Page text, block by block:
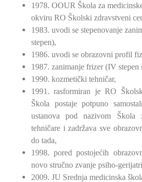
1978. OOUR Škola za
okviru RO Školski zdravstveni
1983. uvodi se stepenovanje
stepen),
1986. uvodi se obrazovni profil
1987. zanimanje frizer (IV stepen
1990. kozmetički tehničar,
1991. rasformiran je RO
Škola postaje potpuno
ustanova pod nazivom Škola
tehničare i zadržava sve
do tada,
1998. pored postojećih
novo stručno zvanje psiho-
2009. JU Srednja medicinska